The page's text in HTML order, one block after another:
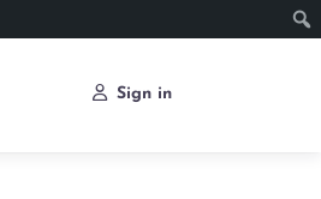
Sign in